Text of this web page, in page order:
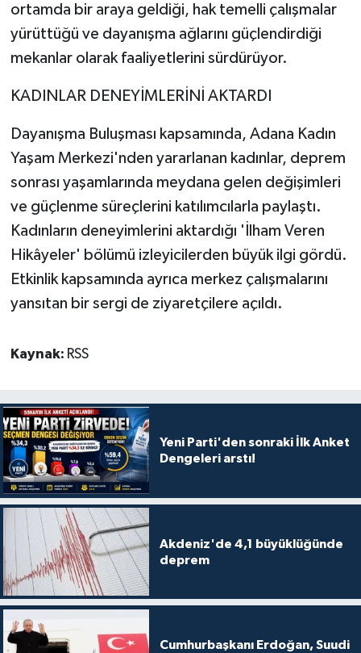
ortamda bir araya geldiği, hak temelli çalışmalar
yürüttüğü ve dayanışma ağlarını güçlendirdiği
mekanlar olarak faaliyetlerini sürdürüyor.
KADINLAR DENEYİMLERİNİ AKTARDI
Dayanışma Buluşması kapsamında, Adana Kadın
Yaşam Merkezi'nden yararlanan kadınlar, deprem
sonrası yaşamlarında meydana gelen değişimleri
ve güçlenme süreçlerini katılımcılarla paylaştı.
Kadınların deneyimlerini aktardığı 'İlham Veren
Hikâyeler' bölümü izleyicilerden büyük ilgi gördü.
Etkinlik kapsamında ayrıca merkez çalışmalarını
yansıtan bir sergi de ziyaretçilere açıldı.
Kaynak: RSS
Yeni Parti'den sonraki İlk Anket
Dengeleri arstı!
Akdeniz'de 4,1 büyüklüğünde
deprem
Cumhurbaşkanı Erdoğan, Suudi